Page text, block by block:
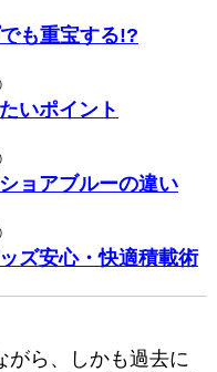
も重宝する!?
いポイント
ョアブルーの違い
ズ安心・快適積載術
がら、しかも過去に